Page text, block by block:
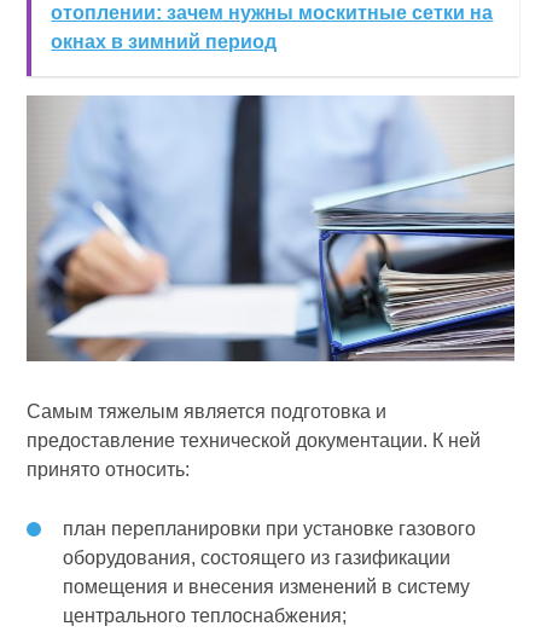
отоплении: зачем нужны москитные сетки на
окнах в зимний период
Самым тяжелым является подготовка и
предоставление технической документации. К ней
принято относить:
план перепланировки при установке газового
оборудования, состоящего из газификации
помещения и внесения изменений в систему
центрального теплоснабжения;